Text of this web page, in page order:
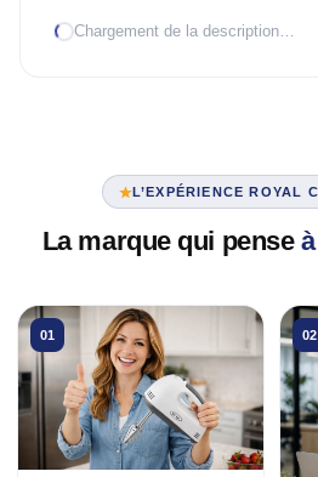
Chargement de la description…
L’EXPÉRIENCE ROYAL
La marque qui pense
01 02